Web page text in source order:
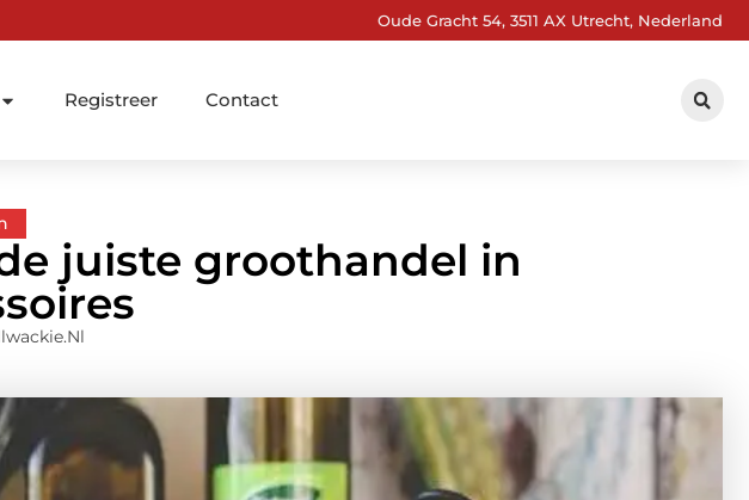
Oude Gracht 54, 3511 AX Utrecht, Nederland
Registreer Contact
juiste groothandel in